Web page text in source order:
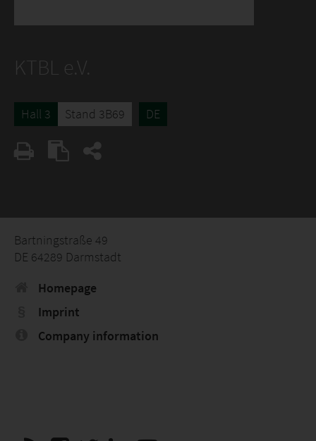
KTBL e.V.
Hall 3 Stand 3B69 DE
Bartningstraße 49
DE 64289 Darmstadt
Homepage
Imprint
Company information